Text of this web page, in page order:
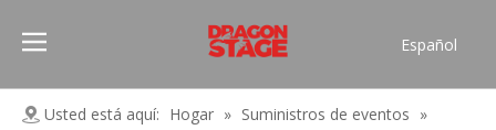
Español
Pусский
Usted está aquí: Hogar » Suministros de eventos »